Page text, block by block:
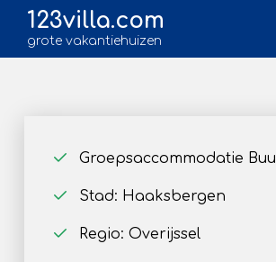
123villa.com
grote vakantiehuizen
Groepsaccommodatie
Stad: Haaksbergen
Regio: Overijssel